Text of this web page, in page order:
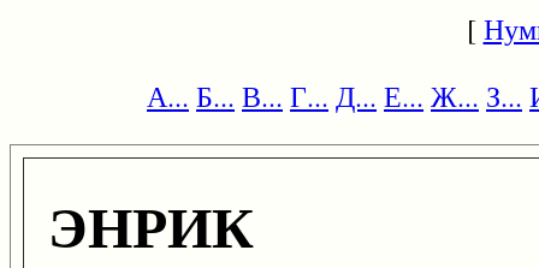
[
А... Б... В... Г... Д... Е... Ж... З...
ЭНРИК